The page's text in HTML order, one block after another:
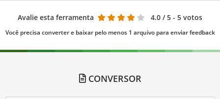
Avalie esta ferramenta 4.0 / 5 - 5 votos
Você precisa converter e baixar pelo menos 1 arquivo para enviar feedback
CONVERSOR